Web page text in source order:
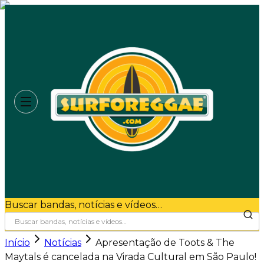
Buscar bandas, notícias e vídeos…
Início Notícias
Apresentação de Toots & The
Maytals é cancelada na Virada Cultural em São Paulo!